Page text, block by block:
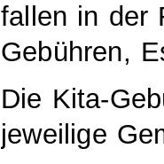
fallen in der
Gebühren,
Die Kita-
jeweilige